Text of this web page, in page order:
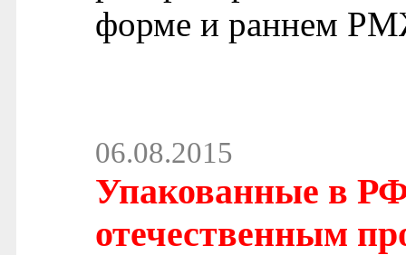
форме и раннем
06.08.2015
Упакованные в РФ
отечественным